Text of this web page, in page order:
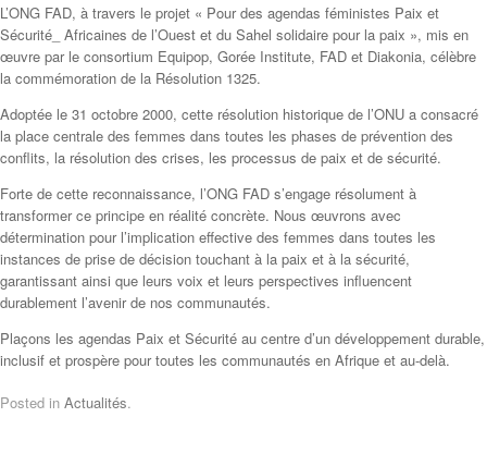
L’ONG FAD, à travers le projet « Pour des agendas féministes Paix et
Sécurité_ Africaines de l’Ouest et du Sahel solidaire pour la paix », mis en
œuvre par le consortium Equipop, Gorée Institute, FAD et Diakonia, célèbre
la commémoration de la Résolution 1325.
Adoptée le 31 octobre 2000, cette résolution historique de l’ONU a consacré
la place centrale des femmes dans toutes les phases de prévention des
conflits, la résolution des crises, les processus de paix et de sécurité.
Forte de cette reconnaissance, l’ONG FAD s’engage résolument à
transformer ce principe en réalité concrète. Nous œuvrons avec
détermination pour l’implication effective des femmes dans toutes les
instances de prise de décision touchant à la paix et à la sécurité,
garantissant ainsi que leurs voix et leurs perspectives influencent
durablement l’avenir de nos communautés.
Plaçons les agendas Paix et Sécurité au centre d’un développement durable,
inclusif et prospère pour toutes les communautés en Afrique et au-delà.
Posted in Actualités.